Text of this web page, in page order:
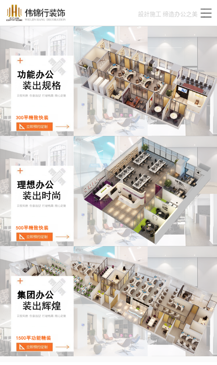
設計施工 缔造办公之美